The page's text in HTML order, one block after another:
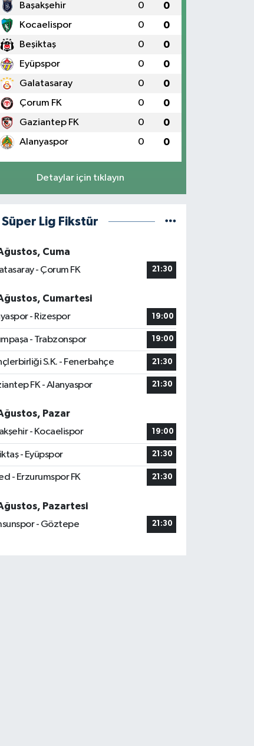
Başakşehir 0 0
Kocaelispor 0 0
Beşiktaş 0 0
Eyüpspor 0 0
Galatasaray 0 0
Çorum FK 0 0
Gaziantep FK 0 0
Alanyaspor 0 0
Detaylar için tıklayın
Süper Lig Fikstür
Cuma
- Çorum FK
21:30
Cumartesi
- Rizespor
19:00
- Trabzonspor 19:00
S.K. - Fenerbahçe 21:30
FK - Alanyaspor 21:30
Pazar
- Kocaelispor
19:00
- Eyüpspor 21:30
- Erzurumspor FK 21:30
Pazartesi
- Göztepe
21:30